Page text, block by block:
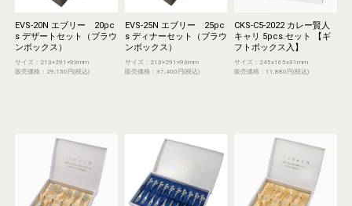
EVS-20N エブリー 20pc
s デザートセット（ブラウ
ンボックス）
サイズ：213×291×93mm
販売価格：29,150円(税込)
EVS-25N エブリー 25pc
s ディナーセット（ブラウ
ンボックス）
サイズ：213×291×93mm
販売価格：37,400円(税込)
CKS-C5-2022 カレー賢人
キャリ 5pcs.セット 【ギ
フトボックス入】
サイズ：245x165x31mm
販売価格：11,880円(税込)